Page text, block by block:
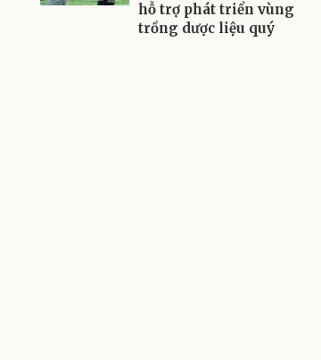
hỗ trợ phát triển vùng
trồng dược liệu quý